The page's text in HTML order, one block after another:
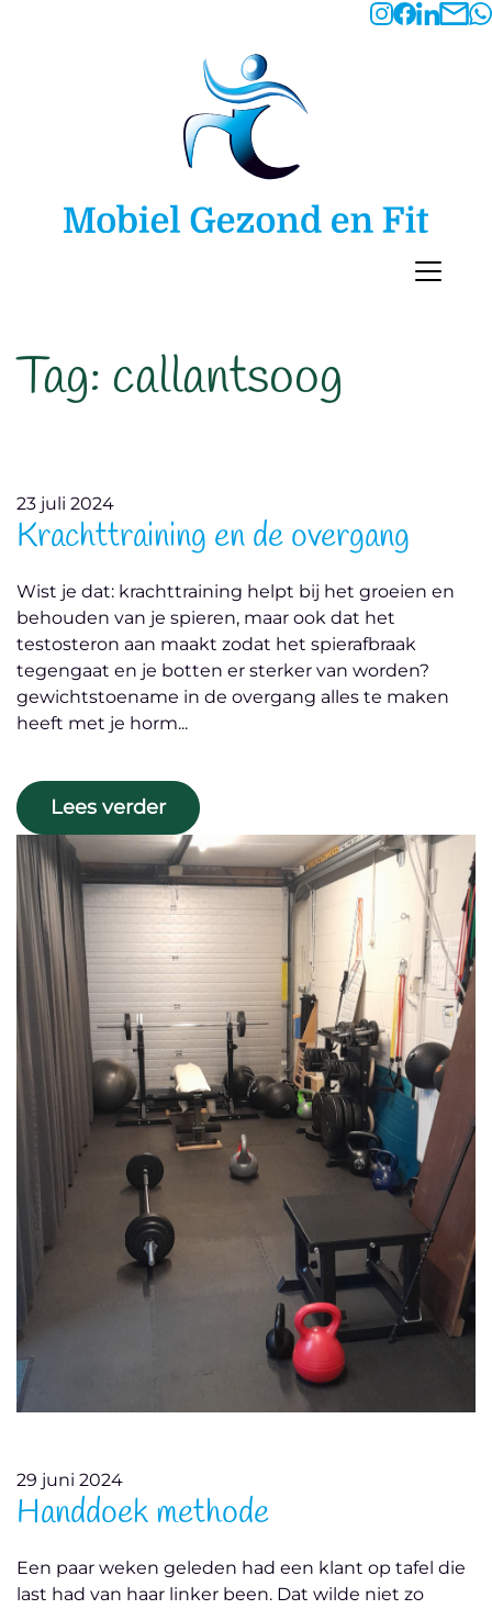
Tag: callantsoog
23 juli 2024
Krachttraining en de overgang
Wist je dat: krachttraining helpt bij het groeien en
behouden van je spieren, maar ook dat het
testosteron aan maakt zodat het spierafbraak
tegengaat en je botten er sterker van worden?
gewichtstoename in de overgang alles te maken
heeft met je horm...
Lees verder
29 juni 2024
Handdoek methode
Een paar weken geleden had een klant op tafel die
last had van haar linker been. Dat wilde niet zo